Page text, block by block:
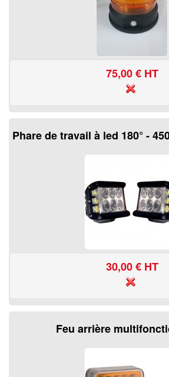
75,00€ HT
Phare de travail à led 180° -
30,00€ HT
Feu arrière